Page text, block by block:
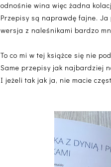
odnośnie wina więc żadna
Przepisy są naprawdę fajne.
wersja z naleśnikami bardzo
To co mi w tej książce się nie
Same przepisy jak najbardziej
I jeżeli tak jak ja, nie macie